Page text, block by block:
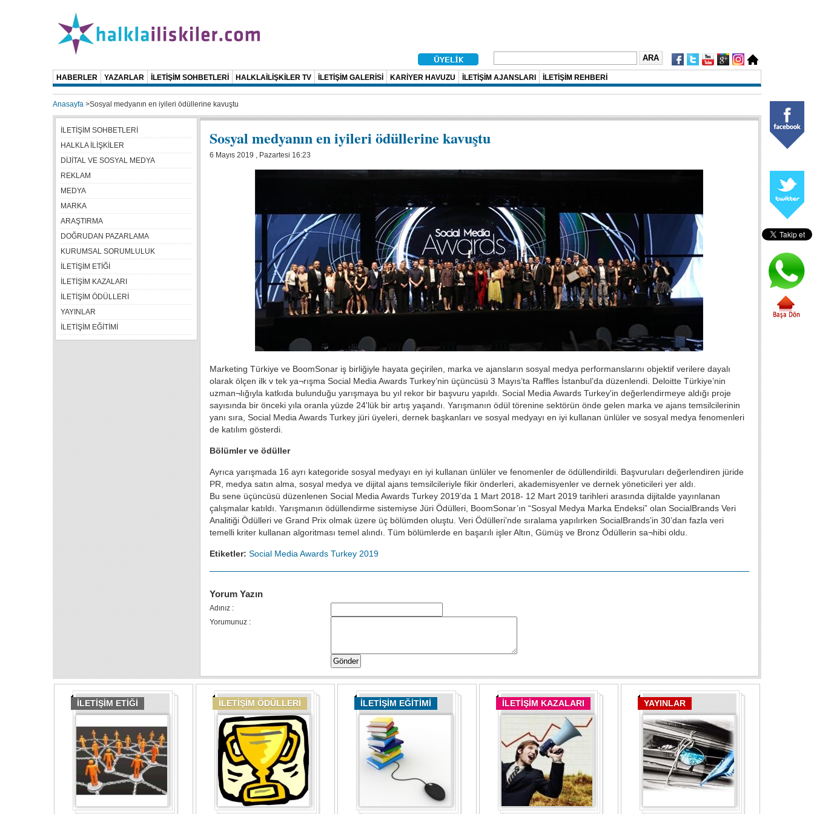
HABERLER YAZARLAR İLETİŞİM SOHBETLERİ HALKLAİLİŞKİLER TV İLETİŞİM GALERİSİ KARİYER HAVUZU İLETİŞİM AJANSLARI İLETİŞİM REHBERİ
Anasayfa >Sosyal medyanın en iyileri ödüllerine kavuştu
Sosyal medyanın en iyileri ödüllerine kavuştu
6 Mayıs 2019 , Pazartesi 16:23
Marketing Türkiye ve BoomSonar iş birliğiyle hayata geçirilen, marka ve ajansların sosyal medya performanslarını objektif verilere dayalı
olarak ölçen ilk v tek ya¬rışma Social Media Awards Turkey’nin üçüncüsü 3 Mayıs’ta Raffles İstanbul’da düzenlendi. Deloitte Türkiye’nin
uzman¬lığıyla katkıda bulunduğu yarışmaya bu yıl rekor bir başvuru yapıldı. Social Media Awards Turkey'in değerlendirmeye aldığı proje
sayısında bir önceki yıla oranla yüzde 24'lük bir artış yaşandı. Yarışmanın ödül törenine sektörün önde gelen marka ve ajans temsilcilerinin
yanı sıra, Social Media Awards Turkey jüri üyeleri, dernek başkanları ve sosyal medyayı en iyi kullanan ünlüler ve sosyal medya fenomenleri
de katılım gösterdi.
Bölümler ve ödüller
Ayrıca yarışmada 16 ayrı kategoride sosyal medyayı en iyi kullanan ünlüler ve fenomenler de ödüllendirildi. Başvuruları değerlendiren jüride
PR, medya satın alma, sosyal medya ve dijital ajans temsilcileriyle fikir önderleri, akademisyenler ve dernek yöneticileri yer aldı.
Bu sene üçüncüsü düzenlenen Social Media Awards Turkey 2019’da 1 Mart 2018- 12 Mart 2019 tarihleri arasında dijitalde yayınlanan
çalışmalar katıldı. Yarışmanın ödüllendirme sistemiyse Jüri Ödülleri, BoomSonar’ın “Sosyal Medya Marka Endeksi” olan SocialBrands Veri
Analitiği Ödülleri ve Grand Prix olmak üzere üç bölümden oluştu. Veri Ödülleri’nde sıralama yapılırken SocialBrands’in 30’dan fazla veri
temelli kriter kullanan algoritması temel alındı. Tüm bölümlerde en başarılı işler Altın, Gümüş ve Bronz Ödüllerin sa¬hibi oldu.
Etiketler: Social Media Awards Turkey 2019
Yorum Yazın
Adınız :
Yorumunuz :
İLETİŞİM SOHBETLERİ
HALKLA İLİŞKİLER
DİJİTAL VE SOSYAL MEDYA
REKLAM
MEDYA
MARKA
ARAŞTIRMA
DOĞRUDAN PAZARLAMA
KURUMSAL SORUMLULUK
İLETİŞİM ETİĞİ
İLETİŞİM KAZALARI
İLETİŞİM ÖDÜLLERİ
YAYINLAR
İLETİŞİM EĞİTİMİ
İLETİŞİM ETİĞİ İLETİŞİM ÖDÜLLERİ İLETİŞİM EĞİTİMİ İLETİŞİM KAZALARI YAYINLAR